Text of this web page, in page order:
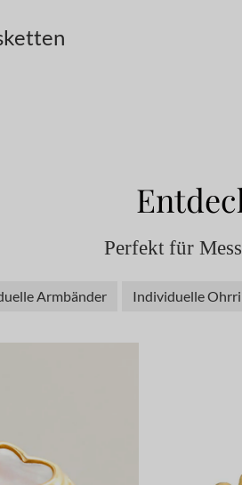
Perfekt für
Armbänder Individuelle